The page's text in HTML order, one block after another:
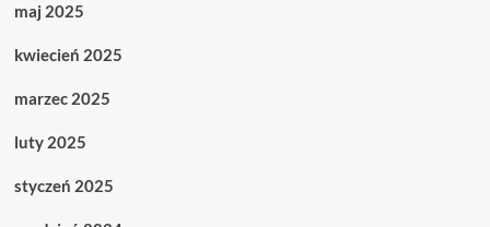
maj 2025
kwiecień 2025
marzec 2025
luty 2025
styczeń 2025